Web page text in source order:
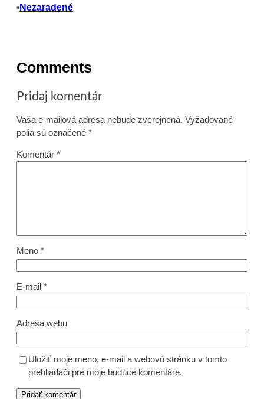
•Nezaradené
Comments
Pridaj komentár
Vaša e-mailová adresa nebude zverejnená. Vyžadované
polia sú označené *
Komentár *
Meno *
E-mail *
Adresa webu
Uložiť moje meno, e-mail a webovú stránku v tomto
prehliadači pre moje budúce komentáre.